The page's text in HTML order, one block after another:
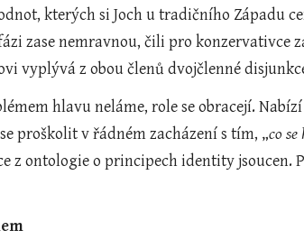
kterých si Joch u tradičního Západu
zase nemravnou, čili pro konzervativce
vyplývá z obou členů dvojčlenné
hlavu neláme, role se obracejí.
proškolit v řádném zacházení s tím, „co
z ontologie o principech identity jsoucen.